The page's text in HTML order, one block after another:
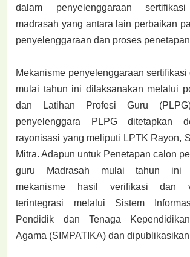
dalam penyelenggaraan
madrasah yang antara lain perbaikan
penyelenggaraan dan proses
Mekanisme penyelenggaraan sertifikasi
mulai tahun ini dilaksanakan melalui
dan Latihan Profesi Guru
penyelenggara PLPG ditetapkan
rayonisasi yang meliputi LPTK Rayon,
Mitra. Adapun untuk Penetapan calon
guru Madrasah mulai tahun ini
mekanisme
hasil verifikasi dan
terintegrasi melalui Sistem
Pendidik dan Tenaga
Agama (SIMPATIKA) dan